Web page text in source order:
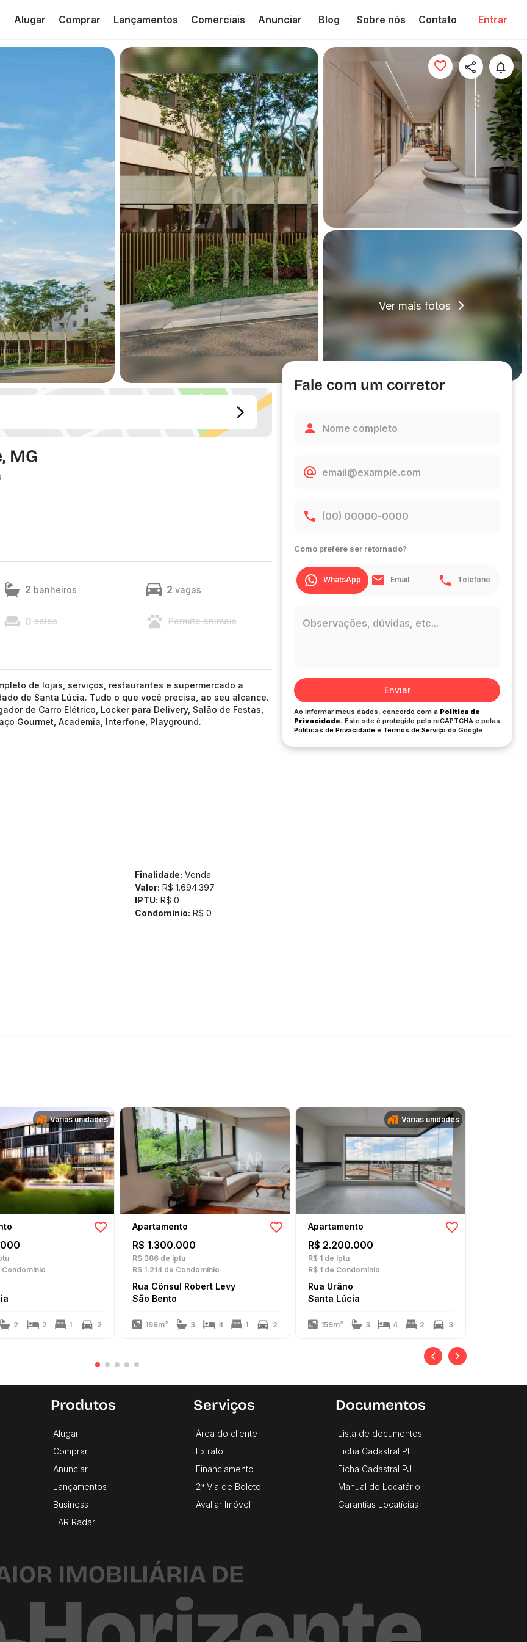
Alugar Comprar Lançamentos Comerciais Anunciar Blog Sobre nós Contato Entrar
Ver mais fotos
MG
2 banheiros 2 vagas
0 salas Permite animais
de lojas, serviços, restaurantes e supermercado a
de Santa Lúcia. Tudo o que você precisa, ao seu alcance.
de Carro Elétrico, Locker para Delivery, Salão de Festas,
Gourmet, Academia, Interfone, Playground.
Finalidade: Venda
Valor: R$ 1.694.397
IPTU: R$ 0
Condomínio: R$ 0
Fale com um corretor
Como prefere ser retornado?
WhatsApp Email Telefone
Enviar
Ao informar meus dados, concordo com a Política de
Privacidade. Este site é protegido pelo reCAPTCHA e pelas
Políticas de Privacidade e Termos de Serviço do Google.
Várias unidades
Condomínio
2 2 1 2
Apartamento
R$ 1.300.000
R$ 386 de Iptu
R$ 1.214 de Condomínio
Rua Cônsul Robert Levy
São Bento
198m² 3 4 1 2
Várias unidades
Apartamento
R$ 2.200.000
R$ 1 de Iptu
R$ 1 de Condomínio
Rua Urâno
Santa Lúcia
159m² 3 4 2 3
Produtos
Alugar
Comprar
Anunciar
Lançamentos
Business
LAR Radar
Serviços
Área do cliente
Extrato
Financiamento
2ª Via de Boleto
Avaliar Imóvel
Documentos
Lista de documentos
Ficha Cadastral PF
Ficha Cadastral PJ
Manual do Locatário
Garantias Locatícias